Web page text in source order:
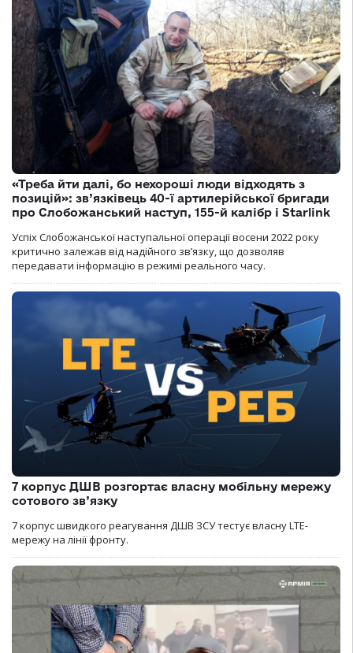
«Треба йти далі, бо нехороші люди відходять з
позицій»: зв’язківець 40-ї артилерійської бригади
про Слобожанський наступ, 155-й калібр і Starlink
Успіх Слобожанської наступальної операції восени 2022 року
критично залежав від надійного зв’язку, що дозволяв
передавати інформацію в режимі реального часу.
7 корпус ДШВ розгортає власну мобільну мережу
сотового зв’язку
7 корпус швидкого реагування ДШВ ЗСУ тестує власну LTE-
мережу на лінії фронту.